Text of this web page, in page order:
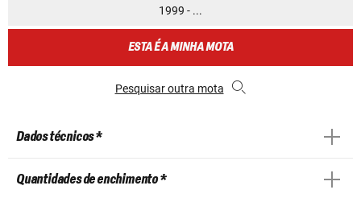
1999 - ...
ESTA É A MINHA MOTA
Pesquisar outra mota
Dados técnicos *
Quantidades de enchimento *